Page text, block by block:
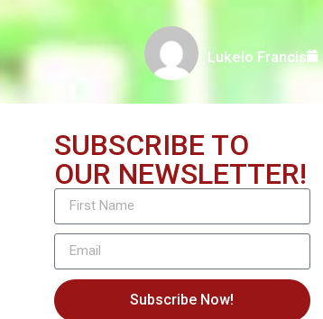
Lukelo Francis
SUBSCRIBE TO
OUR NEWSLETTER!
Subscribe Now!